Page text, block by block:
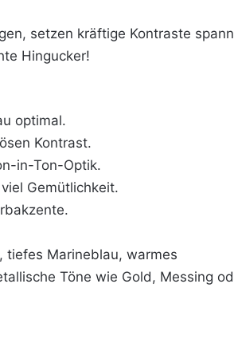
setzen kräftige Kontraste
Hingucker!
optimal.
Kontrast.
in-Ton-Optik.
Gemütlichkeit.
tiefes Marineblau, warmes
Töne wie Gold, Messing